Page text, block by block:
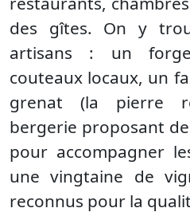
des gîtes. On y
artisans : un
couteaux locaux, un
grenat (la pierre
bergerie proposant
pour accompagner
une vingtaine de
reconnus pour la